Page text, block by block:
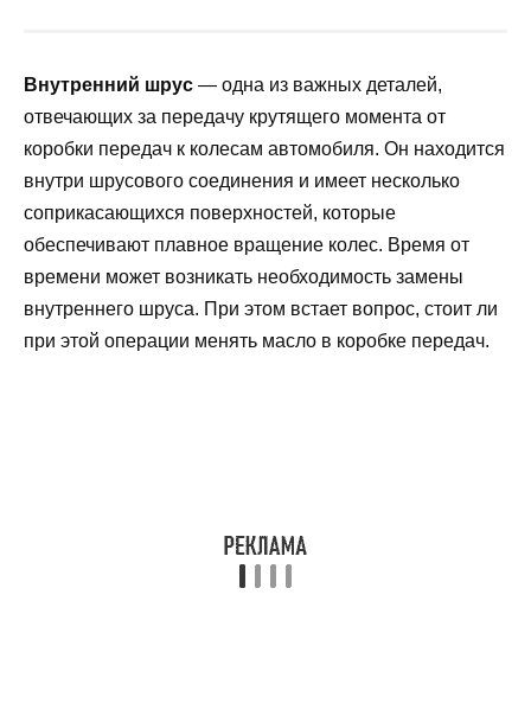
Внутренний шрус — одна из важных деталей,
отвечающих за передачу крутящего момента от
коробки передач к колесам автомобиля. Он находится
внутри шрусового соединения и имеет несколько
соприкасающихся поверхностей, которые
обеспечивают плавное вращение колес. Время от
времени может возникать необходимость замены
внутреннего шруса. При этом встает вопрос, стоит ли
при этой операции менять масло в коробке передач.